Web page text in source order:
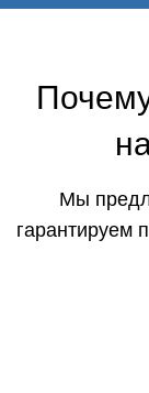
Мы
гарантируем